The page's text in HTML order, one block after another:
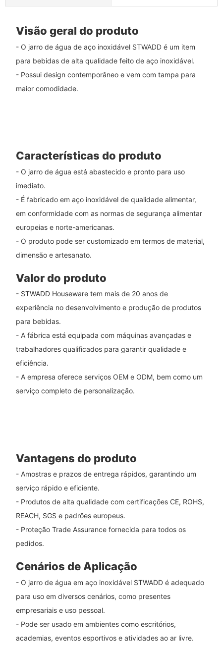
Visão geral do produto
- O jarro de água de aço inoxidável STWADD é um item
para bebidas de alta qualidade feito de aço inoxidável.
- Possui design contemporâneo e vem com tampa para
maior comodidade.
Características do produto
- O jarro de água está abastecido e pronto para uso
imediato.
- É fabricado em aço inoxidável de qualidade alimentar,
em conformidade com as normas de segurança alimentar
europeias e norte-americanas.
- O produto pode ser customizado em termos de material,
dimensão e artesanato.
Valor do produto
- STWADD Houseware tem mais de 20 anos de
experiência no desenvolvimento e produção de produtos
para bebidas.
- A fábrica está equipada com máquinas avançadas e
trabalhadores qualificados para garantir qualidade e
eficiência.
- A empresa oferece serviços OEM e ODM, bem como um
serviço completo de personalização.
Vantagens do produto
- Amostras e prazos de entrega rápidos, garantindo um
serviço rápido e eficiente.
- Produtos de alta qualidade com certificações CE, ROHS,
REACH, SGS e padrões europeus.
- Proteção Trade Assurance fornecida para todos os
pedidos.
Cenários de Aplicação
- O jarro de água em aço inoxidável STWADD é adequado
para uso em diversos cenários, como presentes
empresariais e uso pessoal.
- Pode ser usado em ambientes como escritórios,
academias, eventos esportivos e atividades ao ar livre.